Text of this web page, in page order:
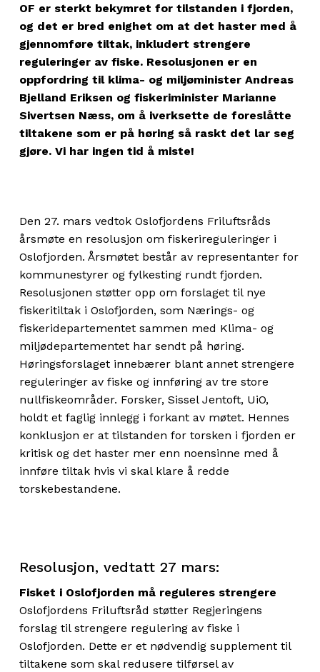
OF er sterkt bekymret for tilstanden i fjorden,
og det er bred enighet om at det haster med å
gjennomføre tiltak, inkludert strengere
reguleringer av fiske. Resolusjonen er en
oppfordring til klima- og miljøminister Andreas
Bjelland Eriksen og fiskeriminister Marianne
Sivertsen Næss, om å iverksette de foreslåtte
tiltakene som er på høring så raskt det lar seg
gjøre. Vi har ingen tid å miste!
Den 27. mars vedtok Oslofjordens Friluftsråds
årsmøte en resolusjon om fiskerireguleringer i
Oslofjorden. Årsmøtet består av representanter for
kommunestyrer og fylkesting rundt fjorden.
Resolusjonen støtter opp om forslaget til nye
fiskeritiltak i Oslofjorden, som Nærings- og
fiskeridepartementet sammen med Klima- og
miljødepartementet har sendt på høring.
Høringsforslaget innebærer blant annet strengere
reguleringer av fiske og innføring av tre store
nullfiskeområder. Forsker, Sissel Jentoft, UiO,
holdt et faglig innlegg i forkant av møtet. Hennes
konklusjon er at tilstanden for torsken i fjorden er
kritisk og det haster mer enn noensinne med å
innføre tiltak hvis vi skal klare å redde
torskebestandene.
Resolusjon, vedtatt 27 mars:
Fisket i Oslofjorden må reguleres strengere
Oslofjordens Friluftsråd støtter Regjeringens
forslag til strengere regulering av fiske i
Oslofjorden. Dette er et nødvendig supplement til
tiltakene som skal redusere tilførsel av